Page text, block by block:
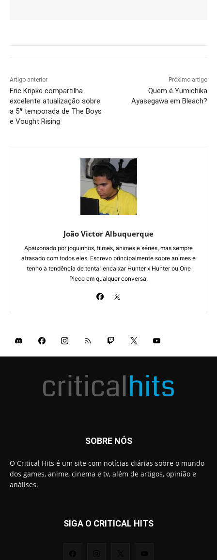
Artigo anterior
Eric Kripke compartilha
excelente atualização sobre
a 5ª temporada de The Boys
e Vought Rising
Próximo artigo
Quem é Yumichika
Ayasegawa em Bleach?
João Victor Albuquerque
Apaixonado por joguinhos, filmes, animes e séries, mas sempre
atrasado com todos eles. Escrevo principalmente sobre animes e
tenho a tendência de tentar encaixar Hunter x Hunter ou One
Piece em qualquer conversa.
SOBRE NÓS
O Critical Hits é um site com notícias diárias sobre o mundo
dos games, anime, cinema e tv, além de artigos, opinião e
análises.
SIGA O CRITICAL HITS